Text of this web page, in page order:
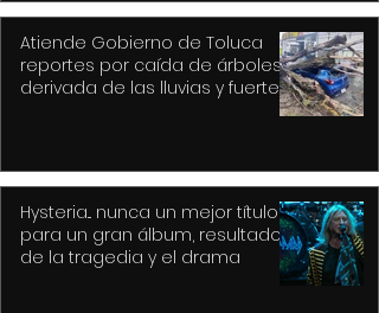
Atiende Gobierno de Toluca
reportes por caída de árboles
derivada de las lluvias y fuertes
Hysteria... nunca un mejor título
para un gran álbum, resultado
de la tragedia y el drama